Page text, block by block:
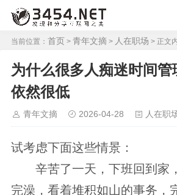
当前位置： 首页 > 青年文摘 > 人在职场 > 正文
为什么很多人痴迷时间
依然很低
青年文摘 2026-04-28 人在职
试考虑下面这些情景：
辛苦了一天，下班回到家
完澡，看着堆积如山的事务，